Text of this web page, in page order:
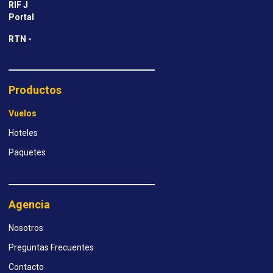
RIF J
Portal
RTN -
Productos
Vuelos
Hoteles
Paquetes
Agencia
Nosotros
Preguntas Frecuentes
Contacto